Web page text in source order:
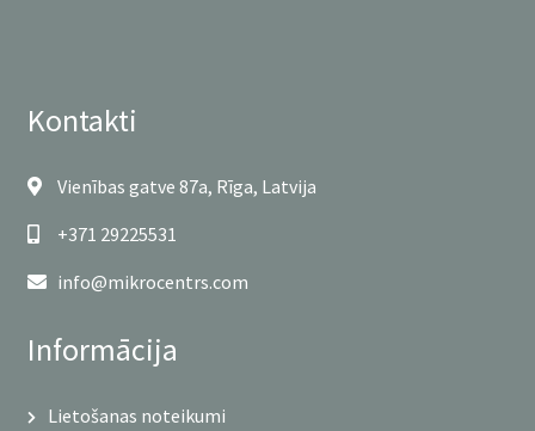
Kontakti
Vienības gatve 87a, Rīga, Latvija
+371 29225531
info@mikrocentrs.com
Informācija
Lietošanas noteikumi